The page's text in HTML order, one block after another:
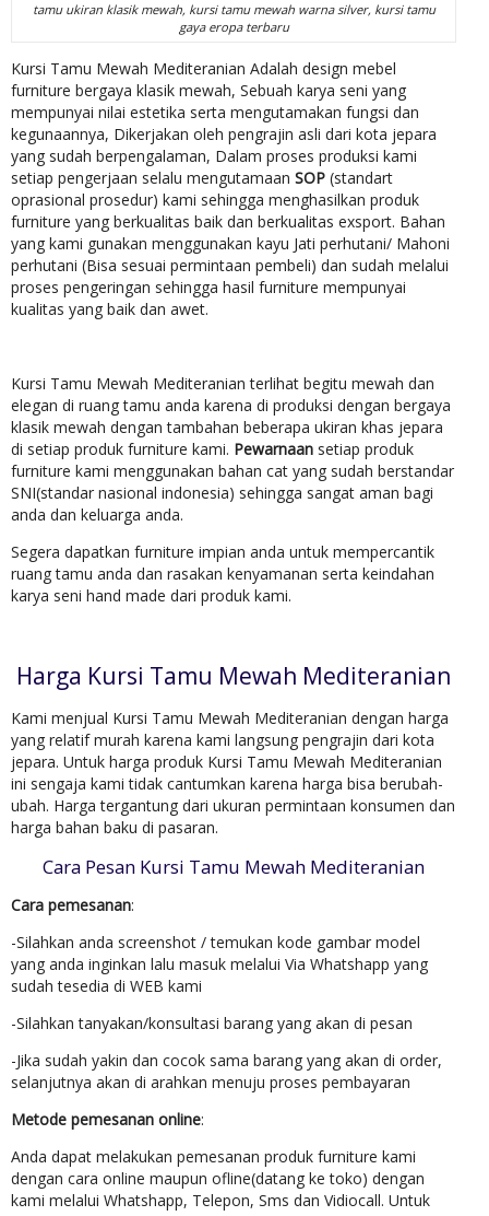
tamu ukiran klasik mewah, kursi tamu mewah warna silver, kursi tamu
gaya eropa terbaru
Kursi Tamu Mewah Mediteranian Adalah design mebel
furniture bergaya klasik mewah, Sebuah karya seni yang
mempunyai nilai estetika serta mengutamakan fungsi dan
kegunaannya, Dikerjakan oleh pengrajin asli dari kota jepara
yang sudah berpengalaman, Dalam proses produksi kami
setiap pengerjaan selalu mengutamaan SOP (standart
oprasional prosedur) kami sehingga menghasilkan produk
furniture yang berkualitas baik dan berkualitas exsport. Bahan
yang kami gunakan menggunakan kayu Jati perhutani/ Mahoni
perhutani (Bisa sesuai permintaan pembeli) dan sudah melalui
proses pengeringan sehingga hasil furniture mempunyai
kualitas yang baik dan awet.
Kursi Tamu Mewah Mediteranian terlihat begitu mewah dan
elegan di ruang tamu anda karena di produksi dengan bergaya
klasik mewah dengan tambahan beberapa ukiran khas jepara
di setiap produk furniture kami. Pewarnaan setiap produk
furniture kami menggunakan bahan cat yang sudah berstandar
SNI(standar nasional indonesia) sehingga sangat aman bagi
anda dan keluarga anda.
Segera dapatkan furniture impian anda untuk mempercantik
ruang tamu anda dan rasakan kenyamanan serta keindahan
karya seni hand made dari produk kami.
Harga Kursi Tamu Mewah Mediteranian
Kami menjual Kursi Tamu Mewah Mediteranian dengan harga
yang relatif murah karena kami langsung pengrajin dari kota
jepara. Untuk harga produk Kursi Tamu Mewah Mediteranian
ini sengaja kami tidak cantumkan karena harga bisa berubah-
ubah. Harga tergantung dari ukuran permintaan konsumen dan
harga bahan baku di pasaran.
Cara Pesan Kursi Tamu Mewah Mediteranian
Cara pemesanan:
-Silahkan anda screenshot / temukan kode gambar model
yang anda inginkan lalu masuk melalui Via Whatshapp yang
sudah tesedia di WEB kami
-Silahkan tanyakan/konsultasi barang yang akan di pesan
-Jika sudah yakin dan cocok sama barang yang akan di order,
selanjutnya akan di arahkan menuju proses pembayaran
Metode pemesanan online:
Anda dapat melakukan pemesanan produk furniture kami
dengan cara online maupun ofline(datang ke toko) dengan
kami melalui Whatshapp, Telepon, Sms dan Vidiocall. Untuk